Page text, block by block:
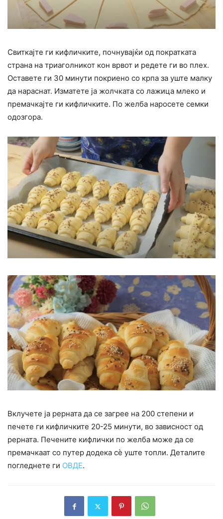
Свиткајте ги кифличките, почнувајќи од пократката
страна на триаголникот кон врвот и редете ги во плех.
Оставете ги 30 минути покриено со крпа за уште малку
да нараснат. Изматете ја жолчката со лажица млеко и
премачкајте ги кифличките. По желба наросете семки
одозгора.
Вклучете ја рерната да се загрее на 200 степени и
печете ги кифличките 20-25 минути, во зависност од
рерната. Печените кифлички по желба може да се
премачкаат со путер додека сѐ уште топли. Деталите
погледнете ги ОВДЕ.